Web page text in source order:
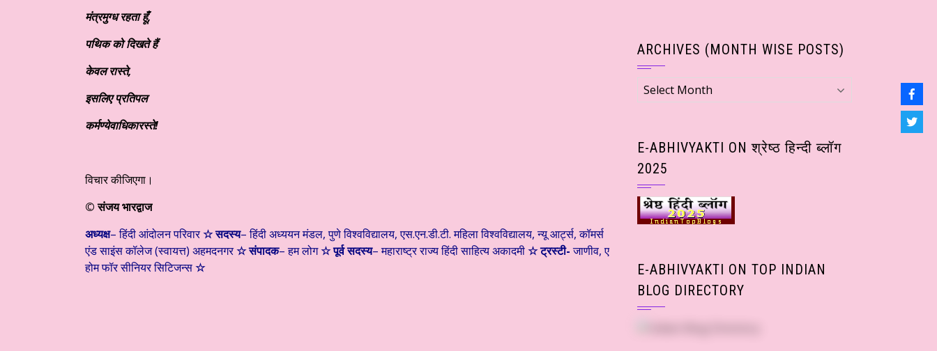
मंत्रमुग्ध रहता हूँ,
पथिक को दिखते हैं
केवल रास्ते,
इसलिए प्रतिपल
कर्मण्येवाधिकारस्ते!
विचार कीजिएगा।
©संजय भारद्वाज
अध्यक्ष– हिंदी आंदोलन परिवार☆सदस्य– हिंदी अध्ययन मंडल, पुणे विश्वविद्यालय, एस.एन.डी.टी. महिला विश्वविद्यालय, न्यू आर्ट्स, कॉमर्स
एंड साइंस कॉलेज (स्वायत्त) अहमदनगर☆संपादक– हम लोग☆पूर्व सदस्य– महाराष्ट्र राज्य हिंदी साहित्य अकादमी☆ट्रस्टी-जाणीव, ए
होम फॉर सीनियर सिटिजन्स☆
ARCHIVES (MONTH WISE POSTS)
Archives
(Month
E-ABHIVYAKTI ON श्रेष्ठ हिन्दी ब्लॉग
2025
E-ABHIVYAKTI ON TOP INDIAN
BLOG DIRECTORY